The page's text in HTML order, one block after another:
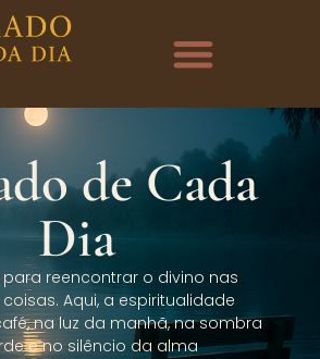
de Cada
Dia
para reencontrar o divino nas
Aqui, a espiritualidade
na luz da manhã, na sombra
e no silêncio da alma